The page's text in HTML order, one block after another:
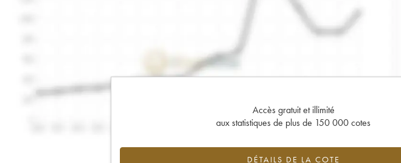
Accès gratuit et illimité
aux statistiques de plus de 150 000 cotes
DÉTAILS DE LA COTE